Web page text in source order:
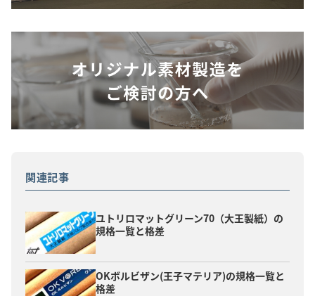
関連記事
ユトリロマットグリーン70（大王製紙）の
規格一覧と格差
OKボルビザン(王子マテリア)の規格一覧と
格差